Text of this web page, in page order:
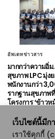
อัพเดทข่าวสาร
มากกว่าความอิ่
สุขภาพ LPC มุ่ง
พนักงานกว่า
รากฐานสุขภาพ
โครงการ ‘ข้าวห
เว็บไซต์นี้มีก
เราใช้คุกกี้